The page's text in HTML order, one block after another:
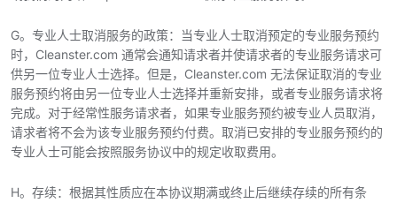
G。专业人士取消服务的政策：当专业人士取消预定的专业服务预约
时，Cleanster.com 通常会通知请求者并使请求者的专业服务请求可
供另一位专业人士选择。但是，Cleanster.com 无法保证取消的专业
服务预约将由另一位专业人士选择并重新安排，或者专业服务请求将
完成。对于经常性服务请求者，如果专业服务预约被专业人员取消，
请求者将不会为该专业服务预约付费。取消已安排的专业服务预约的
专业人士可能会按照服务协议中的规定收取费用。
H。存续：根据其性质应在本协议期满或终止后继续存续的所有条